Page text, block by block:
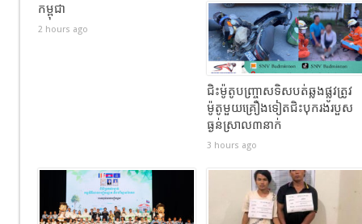
កម្ពុជា
2 hours ago
ជិះម៉ូតូបញ្ច្រាសទិសបត់ឆ្លងផ្លូវត្រូវ
ម៉ូតូមួយគ្រឿងទៀតជិះបុករងរបួស
ធ្ងន់ស្រាល៣នាក់
3 hours ago